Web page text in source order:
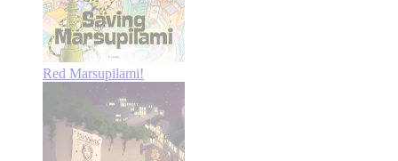
Red Marsupilami!